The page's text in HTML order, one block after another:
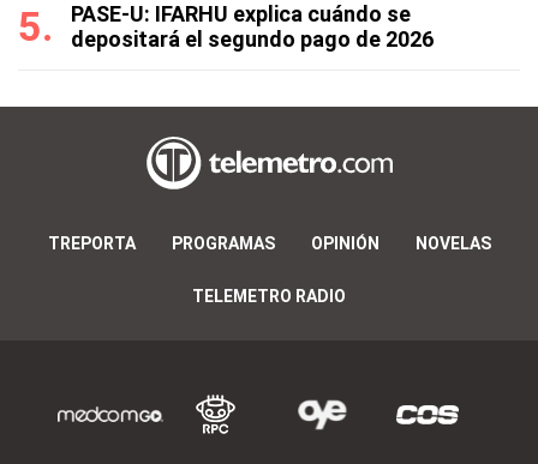
PASE-U: IFARHU explica cuándo se
depositará el segundo pago de 2026
TREPORTA PROGRAMAS OPINIÓN NOVELAS
TELEMETRO RADIO